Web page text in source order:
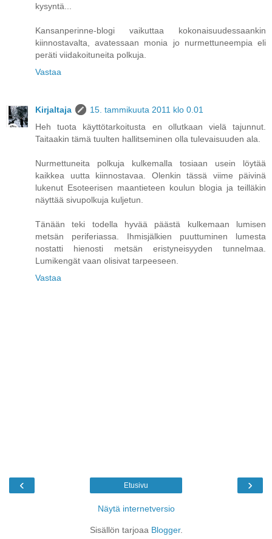
kysyntä...
Kansanperinne-blogi vaikuttaa kokonaisuudessaankin
kiinnostavalta, avatessaan monia jo nurmettuneempia eli
peräti viidakoituneita polkuja.
Vastaa
Kirjaltaja
15. tammikuuta 2011 klo 0.01
Heh tuota käyttötarkoitusta en ollutkaan vielä tajunnut.
Taitaakin tämä tuulten hallitseminen olla tulevaisuuden ala.
Nurmettuneita polkuja kulkemalla tosiaan usein löytää
kaikkea uutta kiinnostavaa. Olenkin tässä viime päivinä
lukenut Esoteerisen maantieteen koulun blogia ja teilläkin
näyttää sivupolkuja kuljetun.
Tänään teki todella hyvää päästä kulkemaan lumisen
metsän periferiassa. Ihmisjälkien puuttuminen lumesta
nostatti hienosti metsän eristyneisyyden tunnelmaa.
Lumikengät vaan olisivat tarpeeseen.
Vastaa
‹ ›
Etusivu
Näytä internetversio
Sisällön tarjoaa Blogger.